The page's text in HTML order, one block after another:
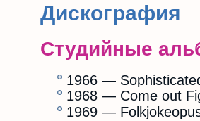
Дискография
Студийные
1966 —
1968 — Come out
1969 —